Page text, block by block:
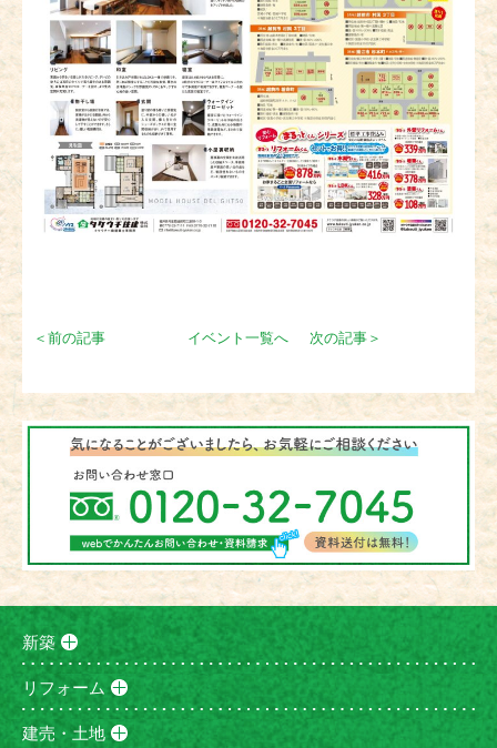
＜前の記事 イベント一覧へ 次の記事＞
新築
リフォーム
建売・土地